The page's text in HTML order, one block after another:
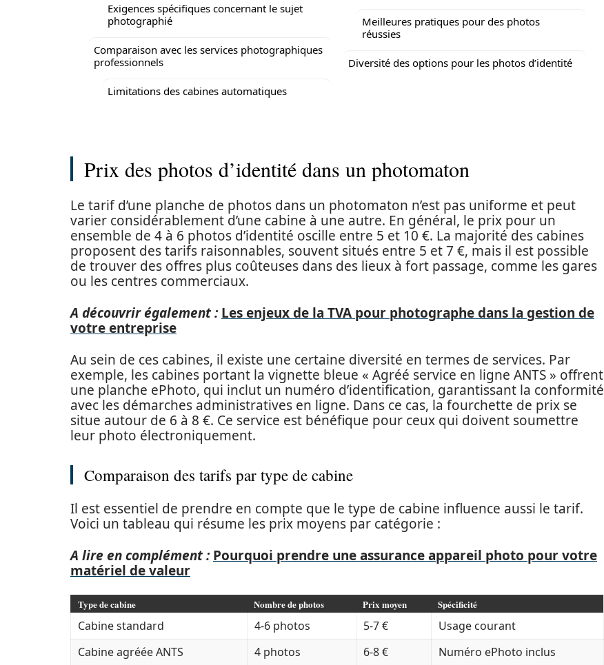
Exigences spécifiques concernant le sujet
photographié
Comparaison avec les services photographiques
professionnels
Limitations des cabines automatiques
Meilleures pratiques pour des photos
réussies
Diversité des options pour les photos d’identité
Prix des photos d’identité dans un photomaton
Le tarif d’une planche de photos dans un photomaton n’est pas uniforme et peut
varier considérablement d’une cabine à une autre. En général, le prix pour un
ensemble de 4 à 6 photos d’identité oscille entre 5 et 10 €. La majorité des cabines
proposent des tarifs raisonnables, souvent situés entre 5 et 7 €, mais il est possible
de trouver des offres plus coûteuses dans des lieux à fort passage, comme les gares
ou les centres commerciaux.
A découvrir également : Les enjeux de la TVA pour photographe dans la gestion de
votre entreprise
Au sein de ces cabines, il existe une certaine diversité en termes de services. Par
exemple, les cabines portant la vignette bleue « Agréé service en ligne ANTS » offrent
une planche ePhoto, qui inclut un numéro d’identification, garantissant la conformité
avec les démarches administratives en ligne. Dans ce cas, la fourchette de prix se
situe autour de 6 à 8 €. Ce service est bénéfique pour ceux qui doivent soumettre
leur photo électroniquement.
Comparaison des tarifs par type de cabine
Il est essentiel de prendre en compte que le type de cabine influence aussi le tarif.
Voici un tableau qui résume les prix moyens par catégorie :
A lire en complément : Pourquoi prendre une assurance appareil photo pour votre
matériel de valeur
Type de cabine Nombre de photos Prix moyen Spécificité
Cabine standard 4-6 photos 5-7 €
Usage courant
Cabine agréée ANTS
4 photos 6-8 €
Numéro ePhoto inclus